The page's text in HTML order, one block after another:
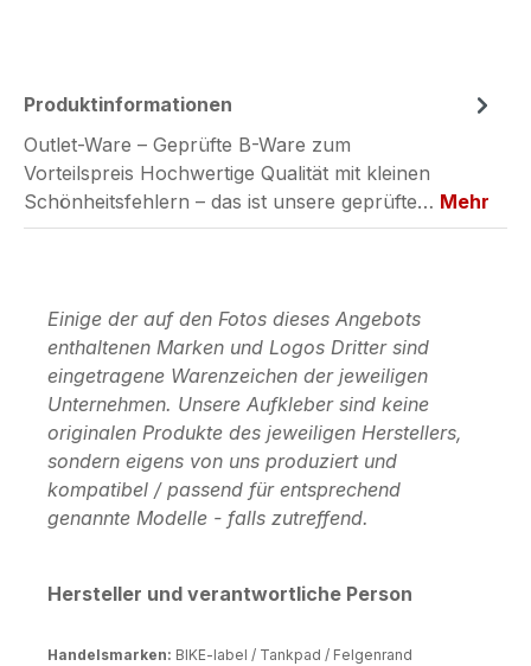
Produktinformationen
Outlet-Ware – Geprüfte B-Ware zum
Vorteilspreis Hochwertige Qualität mit kleinen
Schönheitsfehlern – das ist unsere geprüfte… Mehr
Einige der auf den Fotos dieses Angebots
enthaltenen Marken und Logos Dritter sind
eingetragene Warenzeichen der jeweiligen
Unternehmen. Unsere Aufkleber sind keine
originalen Produkte des jeweiligen Herstellers,
sondern eigens von uns produziert und
kompatibel / passend für entsprechend
genannte Modelle - falls zutreffend.
Hersteller und verantwortliche Person
Handelsmarken: BIKE-label / Tankpad / Felgenrand